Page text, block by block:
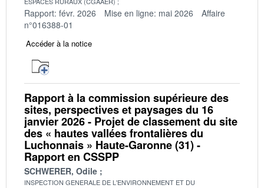
Rapport: févr. 2026 Mise en ligne: mai 2026
Affaire
n°016388-01
Accéder à la notice
Rapport à la commission supérieure des
sites, perspectives et paysages du 16
janvier 2026 - Projet de classement du site
des « hautes vallées frontalières du
Luchonnais » Haute-Garonne (31) -
Rapport en CSSPP
SCHWERER, Odile
INSPECTION GENERALE DE L'ENVIRONNEMENT ET DU